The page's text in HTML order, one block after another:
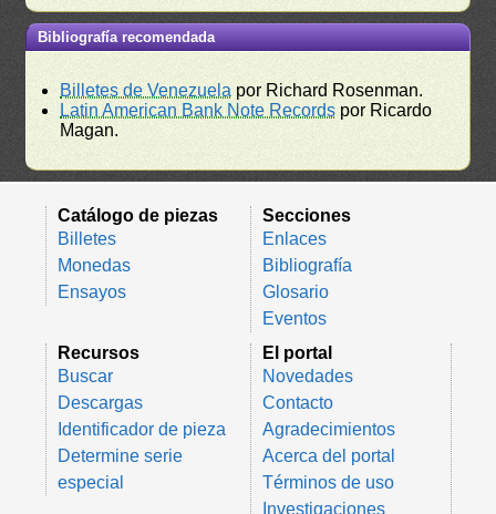
Bibliografía recomendada
Billetes de Venezuela por Richard Rosenman.
Latin American Bank Note Records por Ricardo
Magan.
Catálogo de piezas
Billetes
Monedas
Ensayos
Secciones
Enlaces
Bibliografía
Glosario
Eventos
Recursos
Buscar
Descargas
Identificador de pieza
Determine serie
especial
El portal
Novedades
Contacto
Agradecimientos
Acerca del portal
Términos de uso
Investigaciones